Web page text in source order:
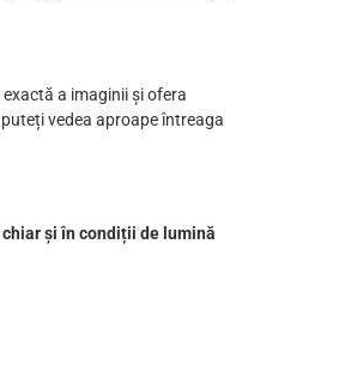
a imaginii și ofera
vedea aproape întreaga
și în condiții de lumină